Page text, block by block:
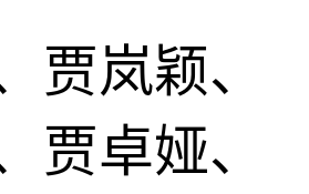
贾岚颖、
贾卓娅、